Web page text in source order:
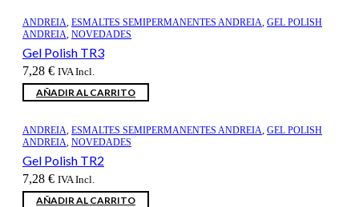
ANDREIA, ESMALTES SEMIPERMANENTES ANDREIA, GEL POLISH
ANDREIA, NOVEDADES
Gel Polish TR3
7,28 € IVA Incl.
AÑADIR AL CARRITO
ANDREIA, ESMALTES SEMIPERMANENTES ANDREIA, GEL POLISH
ANDREIA, NOVEDADES
Gel Polish TR2
7,28 € IVA Incl.
AÑADIR AL CARRITO